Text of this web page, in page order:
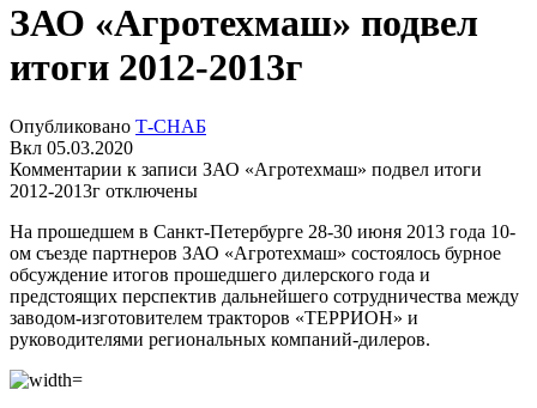
ЗАО «Агротехмаш» подвел
итоги 2012-2013г
Опубликовано Т-СНАБ
Вкл 05.03.2020
Комментарии к записи ЗАО «Агротехмаш» подвел итоги
2012-2013г отключены
На прошедшем в Санкт-Петербурге 28-30 июня 2013 года 10-
ом съезде партнеров ЗАО «Агротехмаш» состоялось бурное
обсуждение итогов прошедшего дилерского года и
предстоящих перспектив дальнейшего сотрудничества между
заводом-изготовителем тракторов «ТЕРРИОН» и
руководителями региональных компаний-дилеров.